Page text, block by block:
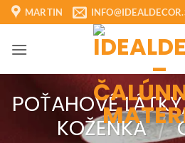
Skip
to
content
MARTIN
POŤAHOVÉ
KOŽENKA /